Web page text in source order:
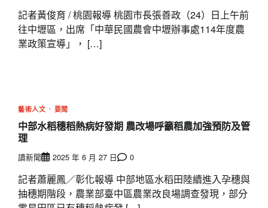
記者黃俊育 / 桃園報導 桃園市長張善政（24）日上午前
往中壢區，出席「中華民國農會中壢辦事處114年度農
業政策宣導」， […]
藝術人文 要聞
中部水稻穗稻熱病好發期 農改場呼籲稻農加強預防及管
理
讀新聞 2025 年 6 月 27 日 0
記者蕭麗鳳／彰化報導 中部地區水稻田陸續進入孕穗與
抽穗期階段，農業部臺中區農業改良場調查發現，部分